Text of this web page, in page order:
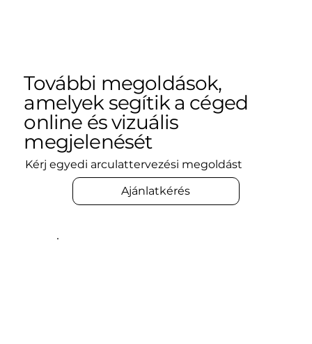
További megoldások,
amelyek segítik a céged
online és vizuális
megjelenését
Kérj egyedi arculattervezési megoldást
Ajánlatkérés